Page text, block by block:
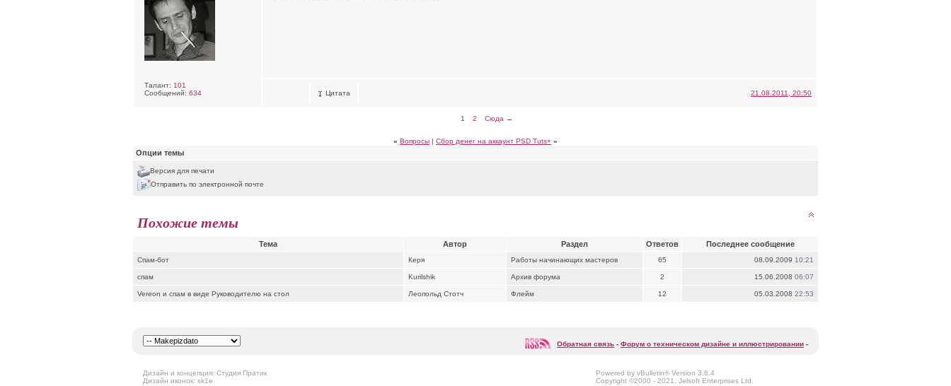
Талант: 101
Сообщений: 634 Цитата 21.08.2011, 20:50
1 2 Сюда →
« Вопросы | Сбор денег на аккаунт PSD Tuts+ »
Опции темы
Версия для печати
Отправить по электронной почте
Похожие темы
Тема Автор Раздел Ответов Последнее сообщение
Спам-бот Керя Работы начинающих мастеров 65 08.09.2009 10:21
спам Kurilshik Архив форума 2 15.06.2008 06:07
Vereon и спам в виде Руководителю на стол Леопольд Стотч Флейм 12 05.03.2008 22:53
Обратная связь - Форум о техническом дизайне и иллюстрировании -
Дизайн и концепция: Студия Пратик
Дизайн иконок: sk1e
Powered by vBulletin® Version 3.8.4
Copyright ©2000 - 2021, Jelsoft Enterprises Ltd.